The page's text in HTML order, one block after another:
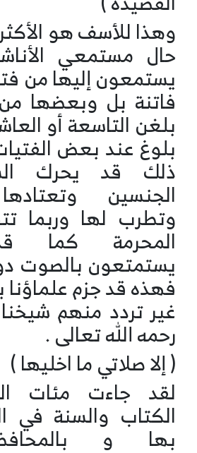
وهذا للأسف هو
حال مستمعي
يستمعون إليها من
فاتنة بل وبعضها
بلغن التاسعة أو
بلوغ عند بعض
ذلك قد يحرك
الجنسين
وتطرب لها وربما
المحرمة كما
يستمتعون بالصوت
فهذه قد جزم
غير تردد منهم
رحمه الله تعالى .
( إلا صلاتي ما اخليها )
لقد جاءت مئات
الكتاب والسنة في
بها و